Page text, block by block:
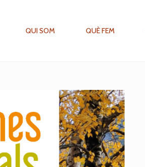
QUI SOM QUÈ FEM